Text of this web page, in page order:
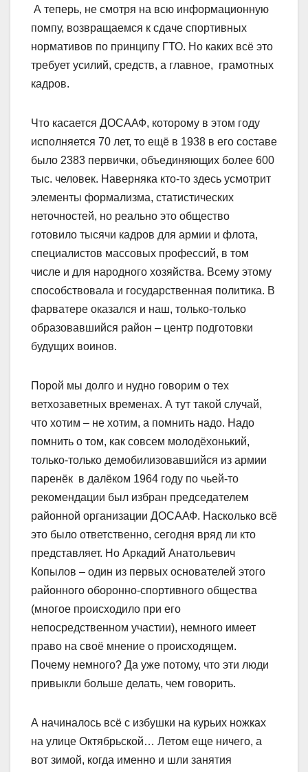
А теперь, не смотря на всю информационную
помпу, возвращаемся к сдаче спортивных
нормативов по принципу ГТО. Но каких всё это
требует усилий, средств, а главное, грамотных
кадров.
Что касается ДОСААФ, которому в этом году
исполняется 70 лет, то ещё в 1938 в его составе
было 2383 первички, объединяющих более 600
тыс. человек. Наверняка кто-то здесь усмотрит
элементы формализма, статистических
неточностей, но реально это общество
готовило тысячи кадров для армии и флота,
специалистов массовых профессий, в том
числе и для народного хозяйства. Всему этому
способствовала и государственная политика. В
фарватере оказался и наш, только-только
образовавшийся район – центр подготовки
будущих воинов.
Порой мы долго и нудно говорим о тех
ветхозаветных временах. А тут такой случай,
что хотим – не хотим, а помнить надо. Надо
помнить о том, как совсем молодёхонький,
только-только демобилизовавшийся из армии
паренёк в далёком 1964 году по чьей-то
рекомендации был избран председателем
районной организации ДОСААФ. Насколько всё
это было ответственно, сегодня вряд ли кто
представляет. Но Аркадий Анатольевич
Копылов – один из первых основателей этого
районного оборонно-спортивного общества
(многое происходило при его
непосредственном участии), немного имеет
право на своё мнение о происходящем.
Почему немного? Да уже потому, что эти люди
привыкли больше делать, чем говорить.
А начиналось всё с избушки на курьих ножках
на улице Октябрьской… Летом еще ничего, а
вот зимой, когда именно и шли занятия